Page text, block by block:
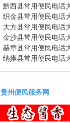
黔西县常用便民电话
织金县常用便民电话
大方县常用便民电话
金沙县常用便民电话
赫章县常用便民电话
纳雍县常用便民电话
贵州便民服务网